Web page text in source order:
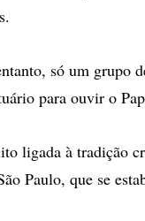
só um grupo
para ouvir o
ligada à tradição
Paulo, que se